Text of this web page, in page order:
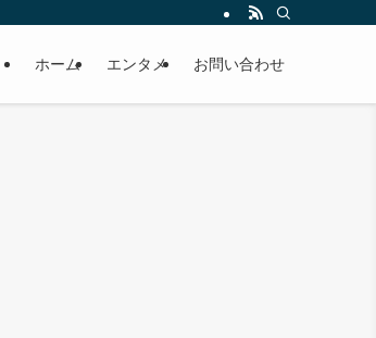
ホーム エンタメ お問い合わせ